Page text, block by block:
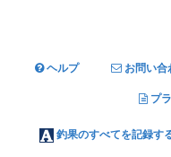
ヘルプ お問い合
プ
釣果のすべてを記録す